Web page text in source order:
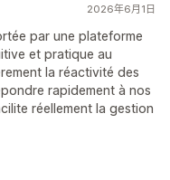
2026年6月1日
par une plateforme
et pratique au
la réactivité des
rapidement à nos
réellement la gestion